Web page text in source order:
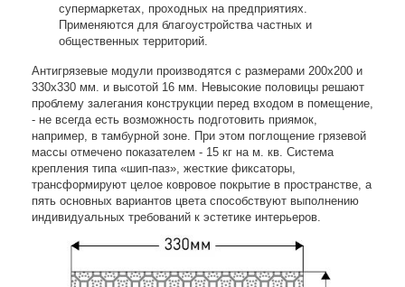
супермаркетах, проходных на предприятиях.
Применяются для благоустройства частных и
общественных территорий.
Антигрязевые модули производятся с размерами 200х200 и
330х330 мм. и высотой 16 мм. Невысокие половицы решают
проблему залегания конструкции перед входом в помещение,
- не всегда есть возможность подготовить приямок,
например, в тамбурной зоне. При этом поглощение грязевой
массы отмечено показателем - 15 кг на м. кв. Система
крепления типа «шип-паз», жесткие фиксаторы,
трансформируют целое ковровое покрытие в пространстве, а
пять основных вариантов цвета способствуют выполнению
индивидуальных требований к эстетике интерьеров.